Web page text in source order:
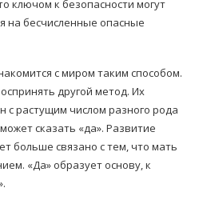
ключом к безопасности могут
на бесчисленные опасные
с миром таким способом.
другой метод. Их
растущим числом разного рода
сказать «да». Развитие
больше связано с тем, что мать
«Да» образует основу, к